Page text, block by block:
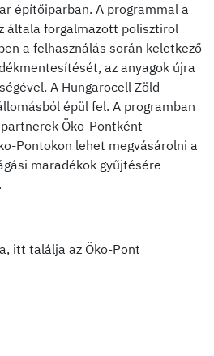
építőiparban. A programmal a
általa forgalmazott polisztirol
a felhasználás során keletkező
az anyagok újra
A Hungarocell Zöld
épül fel. A programban
Öko-Pontként
Pontokon lehet megvásárolni a
maradékok gyűjtésére
itt találja az Öko-Pont